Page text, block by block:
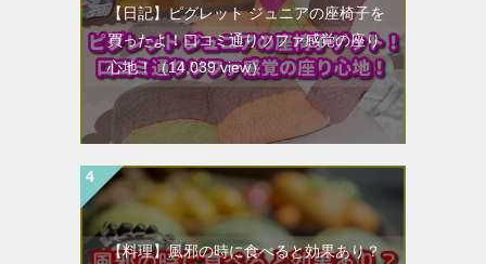
【日記】ピグレット ジュニアの座椅子を
買ったよ！口コミ通りソファ感覚の座り
心地！（14,039 view）
【料理】風邪の時に食べると効果あり？